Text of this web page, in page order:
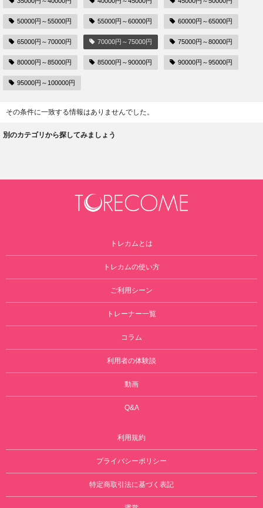
50000円～55000円 55000円～60000円 60000円～65000円
65000円～70000円 70000円～75000円 75000円～80000円
80000円～85000円 85000円～90000円 90000円～95000円
95000円～100000円
その条件に一致する情報はありませんでした。
別のカテゴリから探してみましょう
トレカムとは
トレカムの使い方
ご利用シーン
トレーナー一覧
コラム
利用者の体験談
動画
Q&A
利用規約
プライバシーポリシー
特定商取引法に基づく表記